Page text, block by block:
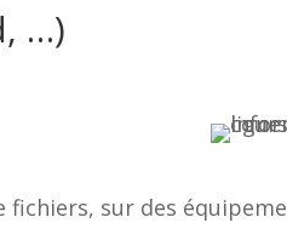
…)
fichiers, sur des